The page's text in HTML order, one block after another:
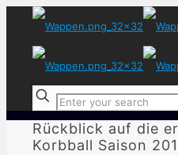
Rückblick auf die
Korbball Saison